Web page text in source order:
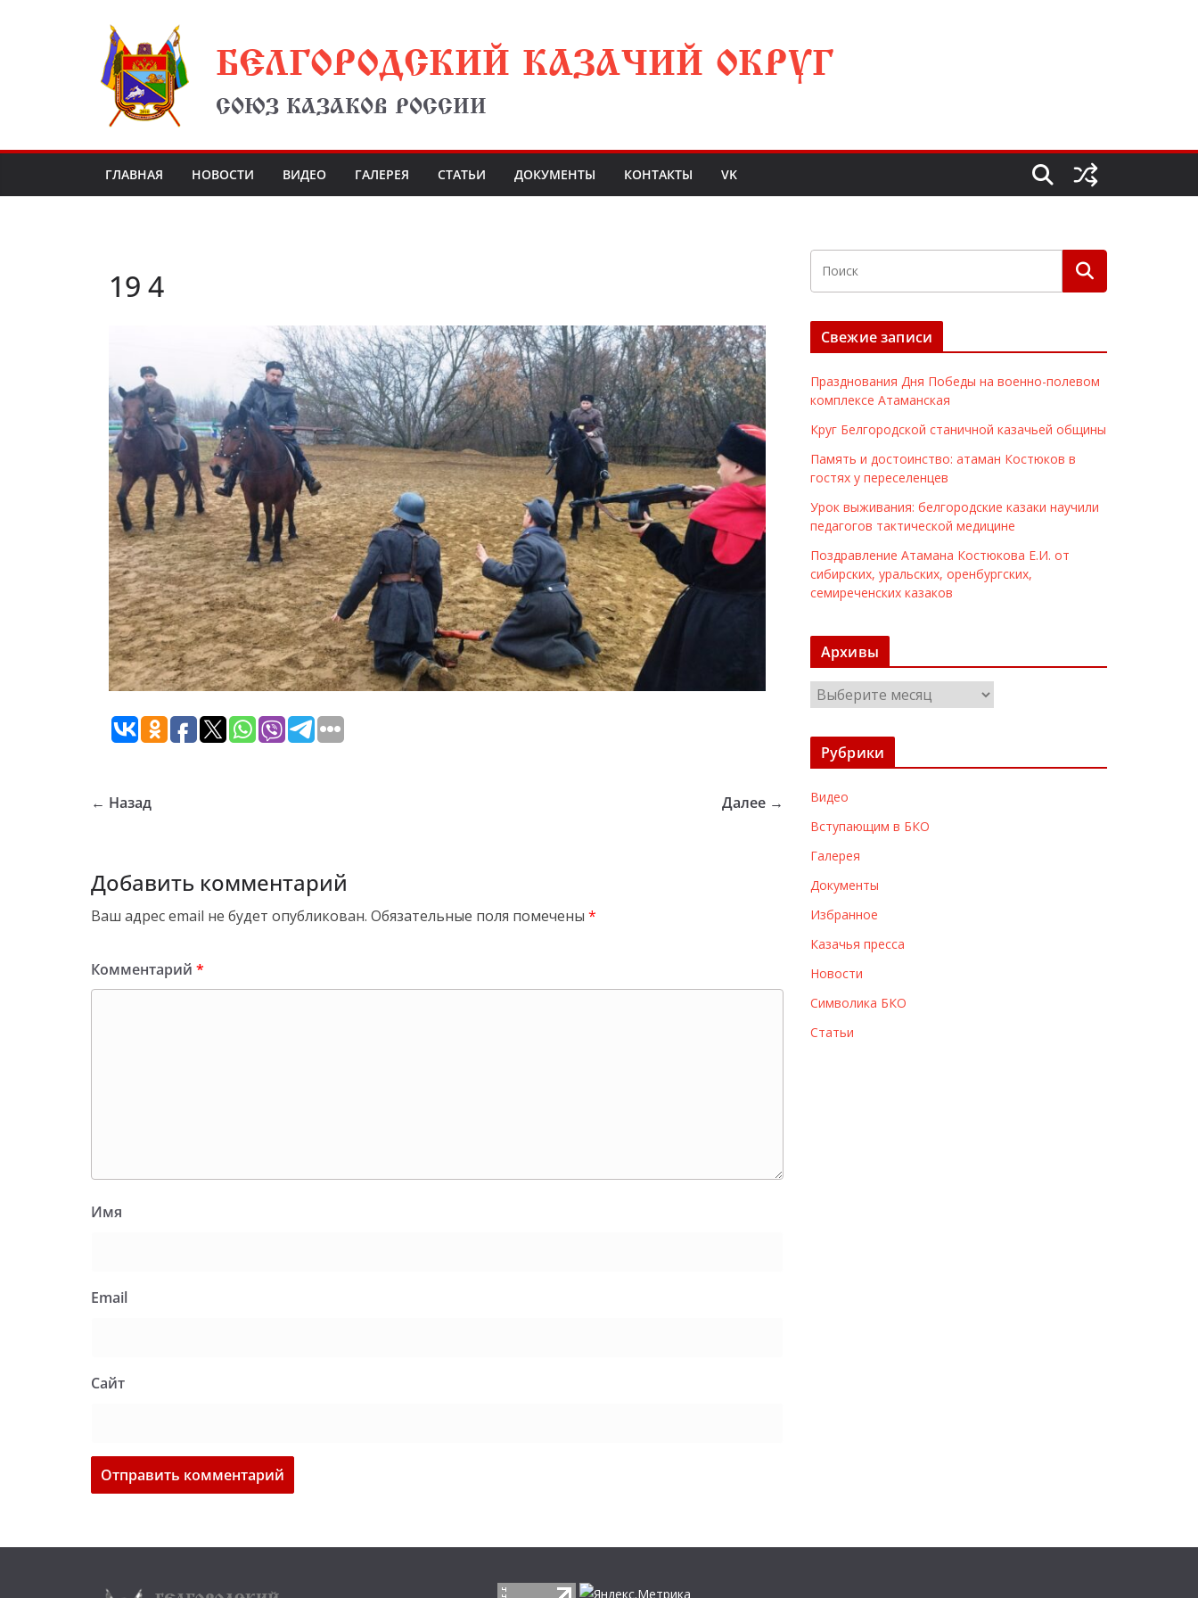
БЕЛГОРОДСКИЙ КАЗАЧИЙ ОКРУГ
СОЮЗ КАЗАКОВ РОССИИ
ГЛАВНАЯ НОВОСТИ ВИДЕО ГАЛЕРЕЯ СТАТЬИ ДОКУМЕНТЫ КОНТАКТЫ VK
19 4
← Назад Далее →
Добавить комментарий
Ваш адрес email не будет опубликован. Обязательные поля помечены *
Комментарий *
Имя
Email
Сайт
Свежие записи
Празднования Дня Победы на военно-полевом
комплексе Атаманская
Круг Белгородской станичной казачьей общины
Память и достоинство: атаман Костюков в
гостях у переселенцев
Урок выживания: белгородские казаки научили
педагогов тактической медицине
Поздравление Атамана Костюкова Е.И. от
сибирских, уральских, оренбургских,
семиреченских казаков
Архивы
р
х
ы
Рубрики
Видео
Вступающим в БКО
Галерея
Документы
Избранное
Казачья пресса
Новости
Символика БКО
Статьи